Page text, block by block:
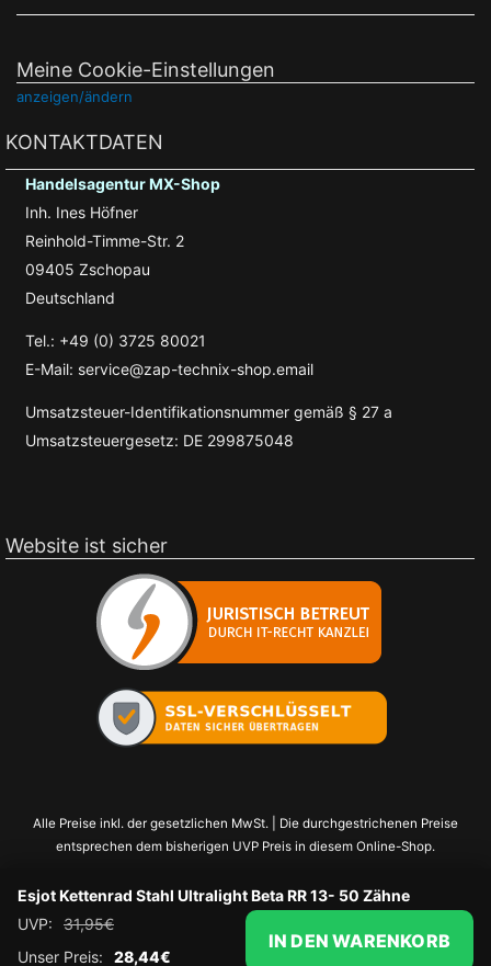
Meine Cookie-Einstellungen
anzeigen/ändern
KONTAKTDATEN
Handelsagentur MX-Shop
Inh. Ines Höfner
Reinhold-Timme-Str. 2
09405 Zschopau
Deutschland
Tel.: +49 (0) 3725 80021
E-Mail: service@zap-technix-shop.email
Umsatzsteuer-Identifikationsnummer gemäß § 27 a
Umsatzsteuergesetz: DE 299875048
Website ist sicher
Alle Preise inkl. der gesetzlichen MwSt. | Die durchgestrichenen Preise
entsprechen dem bisherigen UVP Preis in diesem Online-Shop.
Esjot Kettenrad Stahl Ultralight Beta RR 13- 50 Zähne
UVP:
31,95€
Unser Preis:
28,44€
IN DEN WARENKORB